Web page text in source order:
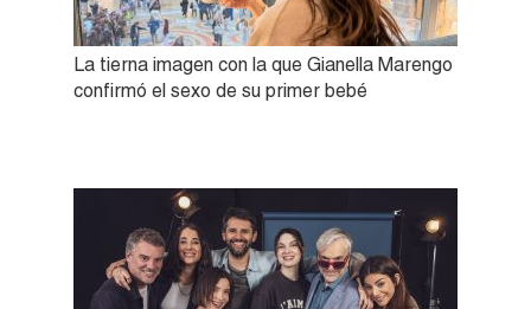
La tierna imagen con la que Gianella Marengo
confirmó el sexo de su primer bebé